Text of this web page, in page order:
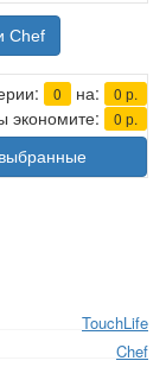
Chef
0 на: 0 р.
экономите: 0 р.
TouchLife
Chef